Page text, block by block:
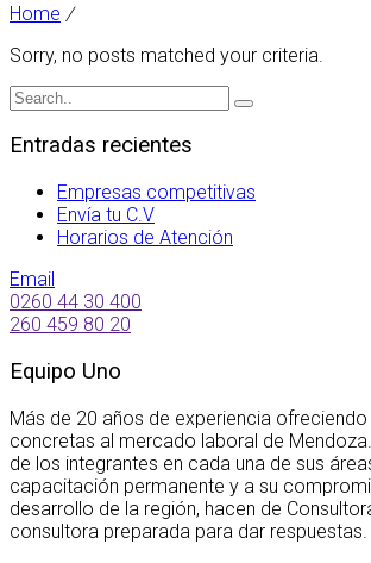
Home /
Sorry, no posts matched your criteria.
Entradas recientes
Empresas competitivas
Envía tu C.V
Horarios de Atención
Email
0260 44 30 400
260 459 80 20
Equipo Uno
Más de 20 años de experiencia
concretas al mercado laboral de
de los integrantes en cada una de sus
capacitación permanente y a su
desarrollo de la región, hacen de
consultora preparada para dar respuestas.